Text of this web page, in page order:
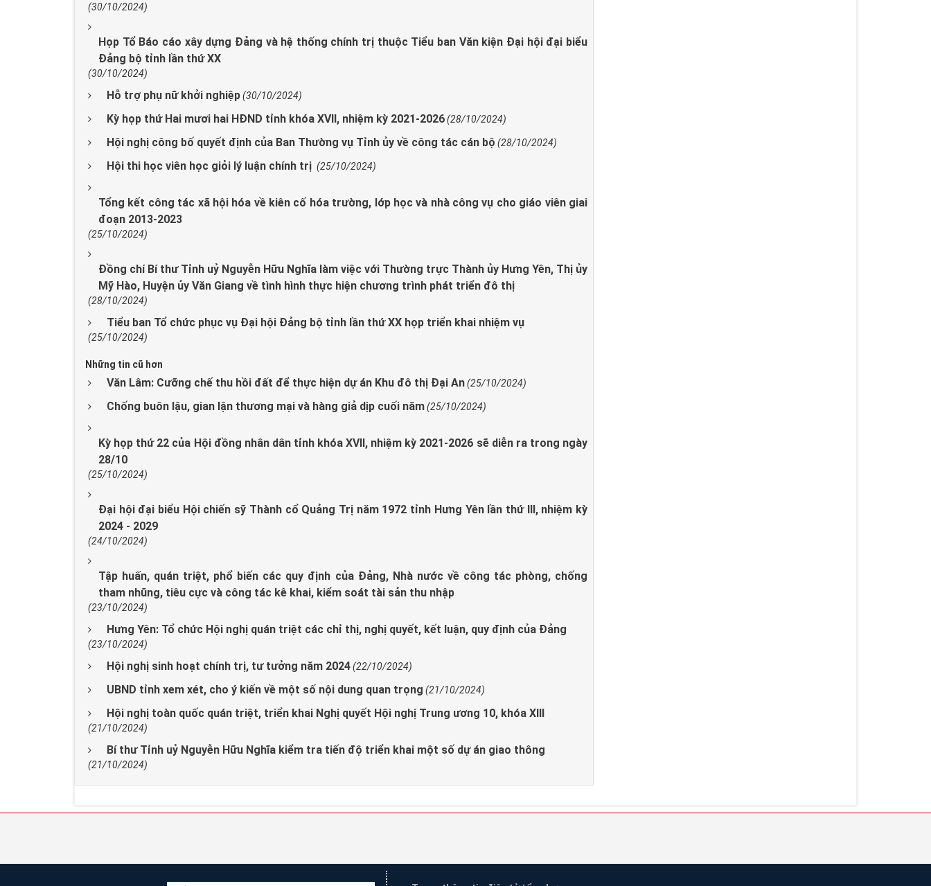
(30/10/2024)
Họp Tổ Báo cáo xây dựng Đảng và hệ thống chính trị thuộc Tiểu ban Văn kiện Đại hội đại biểu
Đảng bộ tỉnh lần thứ XX
(30/10/2024)
Hỗ trợ phụ nữ khởi nghiệp(30/10/2024)
Kỳ họp thứ Hai mươi hai HĐND tỉnh khóa XVII, nhiệm kỳ 2021-2026(28/10/2024)
Hội nghị công bố quyết định của Ban Thường vụ Tỉnh ủy về công tác cán bộ (28/10/2024)
Hội thi học viên học giỏi lý luận chính trị (25/10/2024)
Tổng kết công tác xã hội hóa về kiên cố hóa trường, lớp học và nhà công vụ cho giáo viên giai
đoạn 2013-2023
(25/10/2024)
Đồng chí Bí thư Tỉnh uỷ Nguyễn Hữu Nghĩa làm việc với Thường trực Thành ủy Hưng Yên, Thị ủy
Mỹ Hào, Huyện ủy Văn Giang về tình hình thực hiện chương trình phát triển đô thị
(28/10/2024)
Tiểu ban Tổ chức phục vụ Đại hội Đảng bộ tỉnh lần thứ XX họp triển khai nhiệm vụ
(25/10/2024)
Những tin cũ hơn
Văn Lâm: Cưỡng chế thu hồi đất để thực hiện dự án Khu đô thị Đại An(25/10/2024)
Chống buôn lậu, gian lận thương mại và hàng giả dịp cuối năm(25/10/2024)
Kỳ họp thứ 22 của Hội đồng nhân dân tỉnh khóa XVII, nhiệm kỳ 2021-2026 sẽ diễn ra trong ngày
28/10
(25/10/2024)
Đại hội đại biểu Hội chiến sỹ Thành cổ Quảng Trị năm 1972 tỉnh Hưng Yên lần thứ III, nhiệm kỳ
2024 - 2029
(24/10/2024)
Tập huấn, quán triệt, phổ biến các quy định của Đảng, Nhà nước về công tác phòng, chống
tham nhũng, tiêu cực và công tác kê khai, kiểm soát tài sản thu nhập
(23/10/2024)
Hưng Yên: Tổ chức Hội nghị quán triệt các chỉ thị, nghị quyết, kết luận, quy định của Đảng
(23/10/2024)
Hội nghị sinh hoạt chính trị, tư tưởng năm 2024(22/10/2024)
UBND tỉnh xem xét, cho ý kiến về một số nội dung quan trọng (21/10/2024)
Hội nghị toàn quốc quán triệt, triển khai Nghị quyết Hội nghị Trung ương 10, khóa XIII
(21/10/2024)
Bí thư Tỉnh uỷ Nguyễn Hữu Nghĩa kiểm tra tiến độ triển khai một số dự án giao thông
(21/10/2024)